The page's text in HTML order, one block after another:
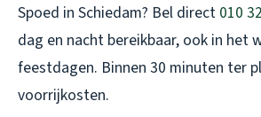
Spoed in Schiedam? Bel direct 010
dag en nacht bereikbaar, ook in het
feestdagen. Binnen 30 minuten ter
voorrijkosten.